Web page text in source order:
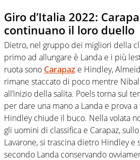
Giro d’Italia 2022:
continuano il loro duello
Dietro, nel gruppo dei migliori della
primo ad allungare è Landa e i più
ruota sono Carapaz e Hindley,
rimane staccato di poco mentre
all’inizio della salita. Poels torna sul
per dare una mano a Landa e prova
Hindley chiude il buco. Nella volata
gli uomini di classifica e Carapaz,
Lavarone, si trascina dietro Hindley e
secondo Landa conservando